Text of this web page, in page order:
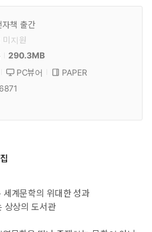
자책 출간
미 지원
290.3MB
PC뷰어
PAPER
계문학의 위대한 성과
상상의 도서관